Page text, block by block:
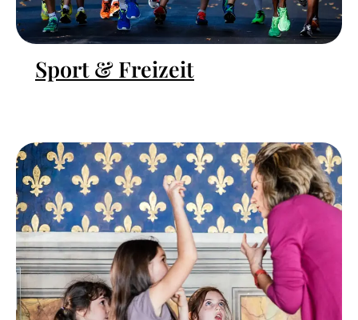
Sport & Freizeit